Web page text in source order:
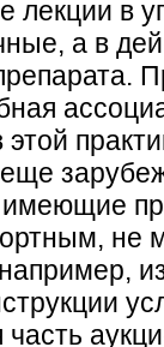
лекции в
а в
имеющие
не